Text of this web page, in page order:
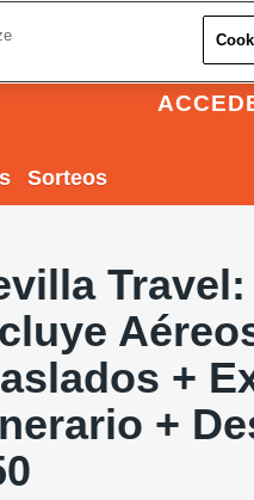
Sorteos
+
+